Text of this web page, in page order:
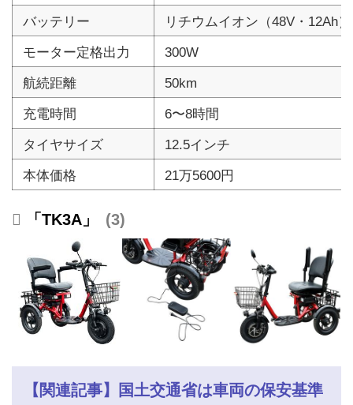
バッテリー
リチウムイオン（48V・12Ah）
モーター定格出力
300W
航続距離
50km
充電時間
6〜8時間
タイヤサイズ
12.5インチ
本体価格
21万5600円
「TK3A」 3
【関連記事】国土交通省は車両の保安基準